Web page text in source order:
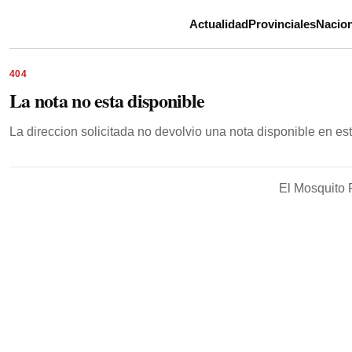
ActualidadProvinciales
404
La nota no esta disponible
La direccion solicitada no devolvio una nota disponible en
El Mosquito